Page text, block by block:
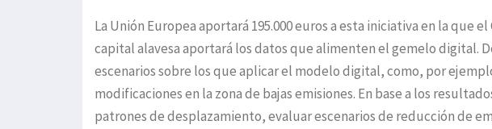
La Unión Europea aportará 195.000 euros a esta iniciativa en la que
capital alavesa aportará los datos que alimenten el gemelo digital.
escenarios sobre los que aplicar el modelo digital, como, por
modificaciones en la zona de bajas emisiones. En base a los
patrones de desplazamiento, evaluar escenarios de reducción de